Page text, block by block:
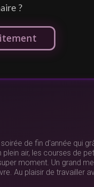
?
de fin d'année qui
air, les courses de
moment. Un grand
Au plaisir de travailler